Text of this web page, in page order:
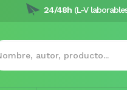
24/48h (L-V